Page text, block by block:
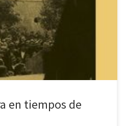
que destacan, en lo que se
la investigadora Berta Muñoz, así
política del teatro en nuestro
en tiempos de